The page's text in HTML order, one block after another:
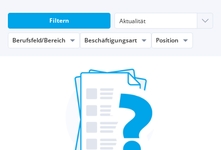
Filtern
Berufsfeld/Bereich Beschäftigungsart Position